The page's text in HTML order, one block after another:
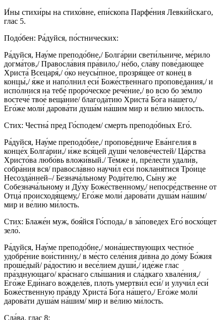
И́ны стихи́ры на стихо́вне, епи́скопа Парфе́ния Левки́йскаго,
глас 5.
Подо́бен: Ра́дуйся, по́стнических:
Ра́дуйся, Нау́ме преподо́бне,/ Болга́рии свети́льниче, ме́рило
догма́тов,/ Правосла́вия пра́вило,/ не́бо, сла́ву пове́дающее
Христа́ Всецаря́,/ о́ко неусы́пное, прозря́щее от коне́ц в
концы́,/ я́же и напо́лнил еси́ Боже́ственнаго пропове́дания,/ и
испо́лнися на тебе́ проро́ческое рече́ние,/ во всю бо зе́млю
востече́ твое́ веща́ние/ благода́тию Христа́ Бо́га на́шего,/
Его́же моли́ дарова́ти душа́м на́шим мир и ве́лию ми́лость.
Стих: Честна́ пред Го́сподем/ смерть преподо́бных Его́.
Ра́дуйся, Нау́ме преподо́бне,/ пропове́дниче Ева́нгелия в
конце́х Болга́рии,/ и́же вся́цей души́ челове́честей/ Ца́рства
Христо́ва любо́вь вложи́вый./ Те́мже и, пре́лести удали́в,
собра́ния вся/ правосла́вно научи́л еси́ покланя́тися Тро́ице
Несозда́нней–/ Безнача́льному Роди́телю, Сы́ну же
Собезнача́льному и Ду́ху Боже́ственному,/ непосре́дственне от
Отца́ происходя́щему,/ Его́же моли́ дарова́ти душа́м на́шим/
мир и ве́лию ми́лость.
Стих: Блаже́н муж, боя́йся Го́спода,/ в за́поведех Его́ восхо́щет
зело́.
Ра́дуйся, Нау́ме преподо́бне,/ мона́шествующих честно́е
удобре́ние вои́стинну,/ в ме́сто селе́ния ди́вна до до́му Бо́жия
проше́дый/ ра́достию и весе́лием души́,/ иде́же глас
пра́зднующаго/ кра́снаго слы́шания и сла́дкаго хвале́ния,/
Его́же Еди́наго вожделе́в, плоть умертви́л еси́/ и улучи́л еси́
Боже́ственную пра́вду Христа́ Бо́га на́шего,/ Его́же моли́
дарова́ти душа́м на́шим/ мир и ве́лию ми́лость.
Сла́ва, глас 8: